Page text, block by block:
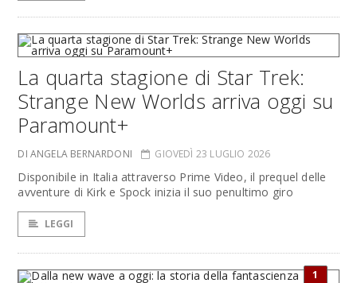
La quarta stagione di Star Trek:
Strange New Worlds arriva oggi su
Paramount+
DI ANGELA BERNARDONI GIOVEDÌ 23 LUGLIO 2026
Disponibile in Italia attraverso Prime Video, il prequel delle
avventure di Kirk e Spock inizia il suo penultimo giro
LEGGI
1